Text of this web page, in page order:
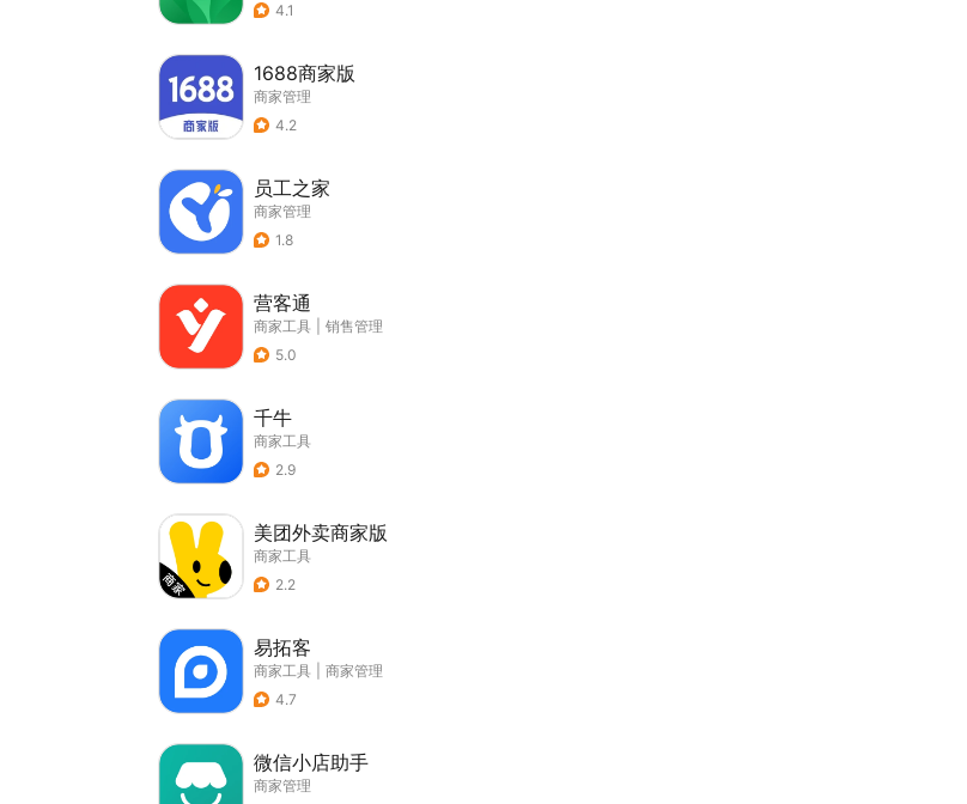
4.1
1688商家版
商家管理
4.2
员工之家
商家管理
1.8
营客通
商家工具
销售管理
5.0
千牛
商家工具
2.9
美团外卖商家版
商家工具
2.2
易拓客
商家工具
商家管理
4.7
微信小店助手
商家管理